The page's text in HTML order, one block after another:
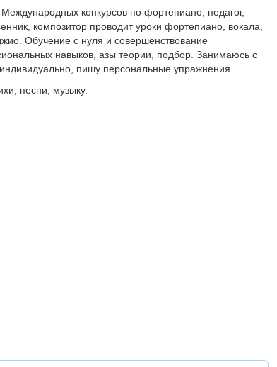
конкурсов по фортепиано, педагог,
композитор проводит уроки фортепиано, вокала,
Обучение с нуля и совершенствование
навыков, азы теории, подбор. Занимаюсь с
пишу персональные упражнения.
песни, музыку.